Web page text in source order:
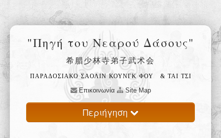
"Πηγή του Νεαρού Δάσους"
希腊少林寺弟子武术会
ΠΑΡΑΔΟΣΙΑΚΟ ΣΑΟΛΙΝ ΚΟΥΝΓΚ ΦΟΥ & ΤΑΙ ΤΣΙ
Επικοινωνία Site Map
Περιήγηση